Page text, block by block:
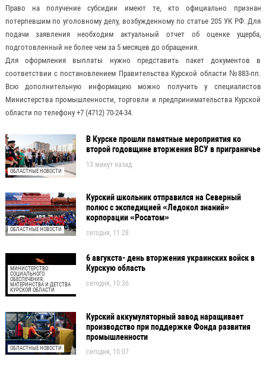
Право на получение субсидии имеют те, кто официально признан
потерпевшим по уголовному делу, возбужденному по статье 205 УК РФ. Для
подачи заявления необходим актуальный отчет об оценке ущерба,
подготовленный не более чем за 5 месяцев до обращения.
Для оформления выплаты нужно представить пакет документов в
соответствии с постановлением Правительства Курской области №883-пп.
Всю дополнительную информацию можно получить у специалистов
Министерства промышленности, торговли и предпринимательства Курской
области по телефону +7 (4712) 70-24-34.
ОБЛАСТНЫЕ НОВОСТИ
В Курске прошли памятные мероприятия ко
второй годовщине вторжения ВСУ в приграничье
13 минут назад
ОБЛАСТНЫЕ НОВОСТИ
Курский школьник отправился на Северный
полюс с экспедицией «Ледокол знаний»
корпорации «Росатом»
сегодня, 11:28
МИНИСТЕРСТВО
СОЦИАЛЬНОГО
ОБЕСПЕЧЕНИЯ,
МАТЕРИНСТВА И ДЕТСТВА
КУРСКОЙ ОБЛАСТИ
6 авгукста- день вторжения украинских войск в
Курскую область
сегодня, 10:36
ОБЛАСТНЫЕ НОВОСТИ
Курский аккумуляторный завод наращивает
производство при поддержке Фонда развития
промышленности
сегодня, 10:07